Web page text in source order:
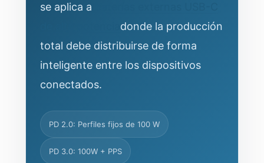
se aplica a
donde la producción
total debe distribuirse de forma
inteligente entre los dispositivos
conectados.
PD 2.0: Perfiles fijos de 100 W
PD 3.0: 100W + PPS